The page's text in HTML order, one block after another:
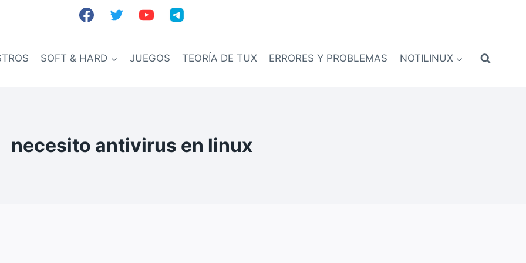
SOFT & HARD JUEGOS TEORÍA DE TUX ERRORES Y PROBLEMAS NOTILINUX
necesito antivirus en linux